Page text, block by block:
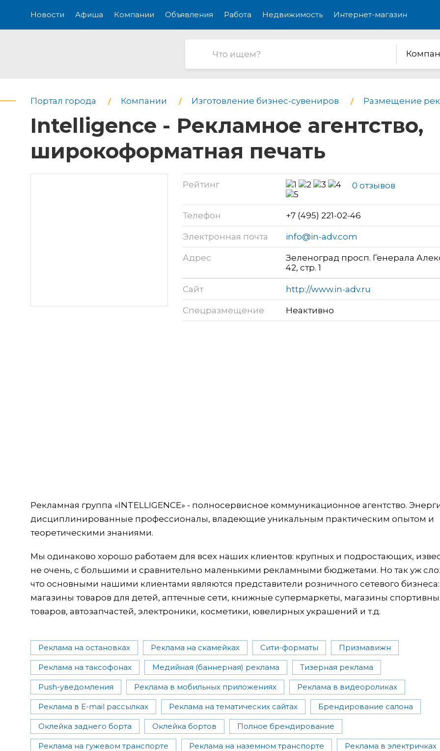
Новости Афиша Компании Объявления Работа Недвижимость Интернет-магазин
Портал города Компании Изготовление бизнес-сувениров Размещение
Intelligence - Рекламное агентство,
широкоформатная печать
Рейтинг 0 отзывов
Телефон +7 (495) 221-02-46
Электронная почта info@in-adv.com
Адрес
Зеленоград просп. Генерала
42, стр. 1
Сайт http://www.in-adv.ru
Спецразмещение Неактивно
Рекламная группа «INTELLIGENCE» - полносервисное коммуникационное агентство.
дисциплинированные профессионалы, владеющие уникальным практическим опытом и
теоретическими знаниями.
Мы одинаково хорошо работаем для всех наших клиентов: крупных и подростающих,
не очень, с большими и сравнительно маленькими рекламными бюджетами. Но так уж
что основными нашими клиентами являются представители розничного сетевого бизнеса:
магазины товаров для детей, аптечные сети, книжные супермаркеты, магазины
товаров, автозапчастей, электроники, косметики, ювелирных украшений и т.д.
Реклама на остановках Реклама на скамейках Сити-форматы Призмавижн
Реклама на таксофонах Медийная (баннерная) реклама Тизерная реклама
Push-уведомления Реклама в мобильных приложениях Реклама в видеороликах
Реклама в E-mail рассылках Реклама на тематических сайтах Брендирование салона
Оклейка заднего борта Оклейка бортов Полное брендирование
Реклама на гужевом транспорте Реклама на наземном транспорте Реклама в электричках